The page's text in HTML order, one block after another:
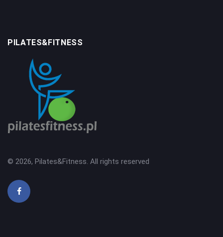
PILATES&FITNESS
© 2026, Pilates&Fitness. All rights reserved